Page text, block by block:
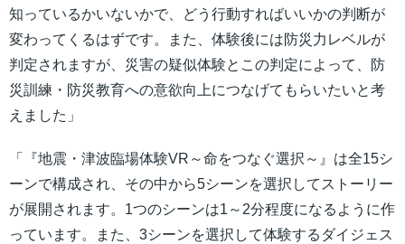
知っているかいないかで、どう行動すればいいかの判断が
変わってくるはずです。また、体験後には防災力レベルが
判定されますが、災害の疑似体験とこの判定によって、防
災訓練・防災教育への意欲向上につなげてもらいたいと考
えました」
「『地震・津波臨場体験VR～命をつなぐ選択～』は全15シ
ーンで構成され、その中から5シーンを選択してストーリー
が展開されます。1つのシーンは1～2分程度になるように作
っています。また、3シーンを選択して体験するダイジェス